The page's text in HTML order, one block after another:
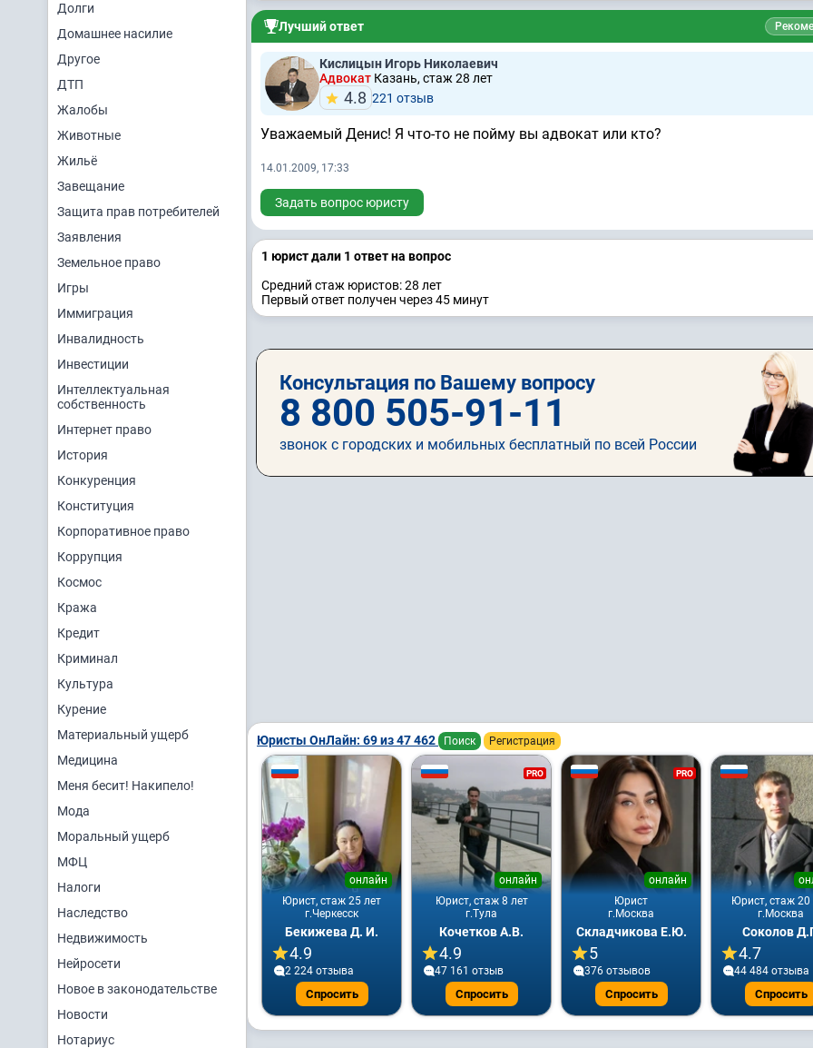
Долги
Домашнее насилие
Другое
ДТП
Жалобы
Животные
Жильё
Завещание
Защита прав потребителей
Заявления
Земельное право
Игры
Иммиграция
Инвалидность
Инвестиции
Интеллектуальная
собственность
Интернет право
История
Конкуренция
Конституция
Корпоративное право
Коррупция
Космос
Кража
Кредит
Криминал
Культура
Курение
Материальный ущерб
Медицина
Меня бесит! Накипело!
Мода
Моральный ущерб
МФЦ
Налоги
Наследство
Недвижимость
Нейросети
Новое в законодательстве
Новости
Нотариус
Лучший ответ
Кислицын Игорь Николаевич
Адвокат Казань, стаж 28 лет
4.8 221 отзыв
Уважаемый Денис! Я что-то не пойму вы адвокат или кто?
14.01.2009, 17:33
Задать вопрос юристу
1 юрист дали 1 ответ на вопрос
Средний стаж юристов: 28 лет
Первый ответ получен через 45 минут
Консультация по Вашему вопросу
8 800 505-91-11
звонок с городских и мобильных бесплатный по всей России
Юристы ОнЛайн: 69 из 47 462 Поиск Регистрация
Юрист, стаж 25 лет
онлайн
г.Черкесск
Бекижева Д. И.
4.9
2 224 отзывa
Спросить
PRO
Юрист, стаж 8 лет
онлайн
г.Тула
Кочетков А.В.
4.9
47 161 отзыв
Спросить
PRO
Юрист
онлайн
г.Москва
Складчикова Е.Ю.
5
376 отзывов
Спросить
Юрист, стаж 20
г.Москва
Соколов
4.7
44 484 отзывa
Спросить